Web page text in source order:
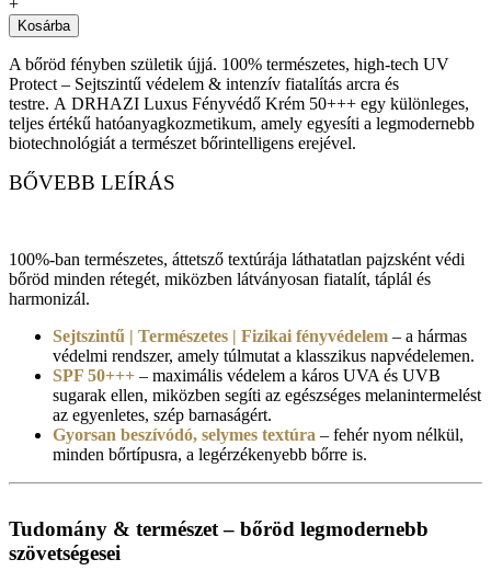
+
Kosárba
A bőröd fényben születik újjá. 100% természetes, high-tech UV
Protect – Sejtszintű védelem & intenzív fiatalítás arcra és
testre. A DRHAZI Luxus Fényvédő Krém 50+++ egy különleges,
teljes értékű hatóanyagkozmetikum, amely egyesíti a legmodernebb
biotechnológiát a természet bőrintelligens erejével.
BŐVEBB LEÍRÁS
100%-ban természetes, áttetsző textúrája láthatatlan pajzsként védi
bőröd minden rétegét, miközben látványosan fiatalít, táplál és
harmonizál.
Sejtszintű | Természetes | Fizikai fényvédelem – a hármas
védelmi rendszer, amely túlmutat a klasszikus napvédelemen.
SPF 50+++ – maximális védelem a káros UVA és UVB
sugarak ellen, miközben segíti az egészséges melanintermelést
az egyenletes, szép barnaságért.
Gyorsan beszívódó, selymes textúra – fehér nyom nélkül,
minden bőrtípusra, a legérzékenyebb bőrre is.
Tudomány & természet – bőröd legmodernebb
szövetségesei